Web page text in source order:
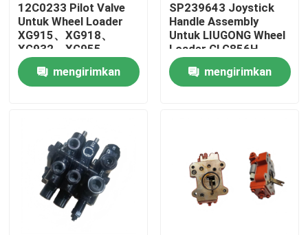
Rumah
Produk
Tentang kami
Tur Pabrik
12C0233 Pilot Valve
Untuk Wheel Loader
XG915、XG918、
XG932、XG955、
XG962、XG982 suku
cadangmengirimkan
SP239643 Joystick
Handle Assembly
Untuk LIUGONG Wheel
Loader CLG856H
Excavator CLG920D、
CLG922D、CLG925D
CLG933E、CLG936D、
mengirimkan